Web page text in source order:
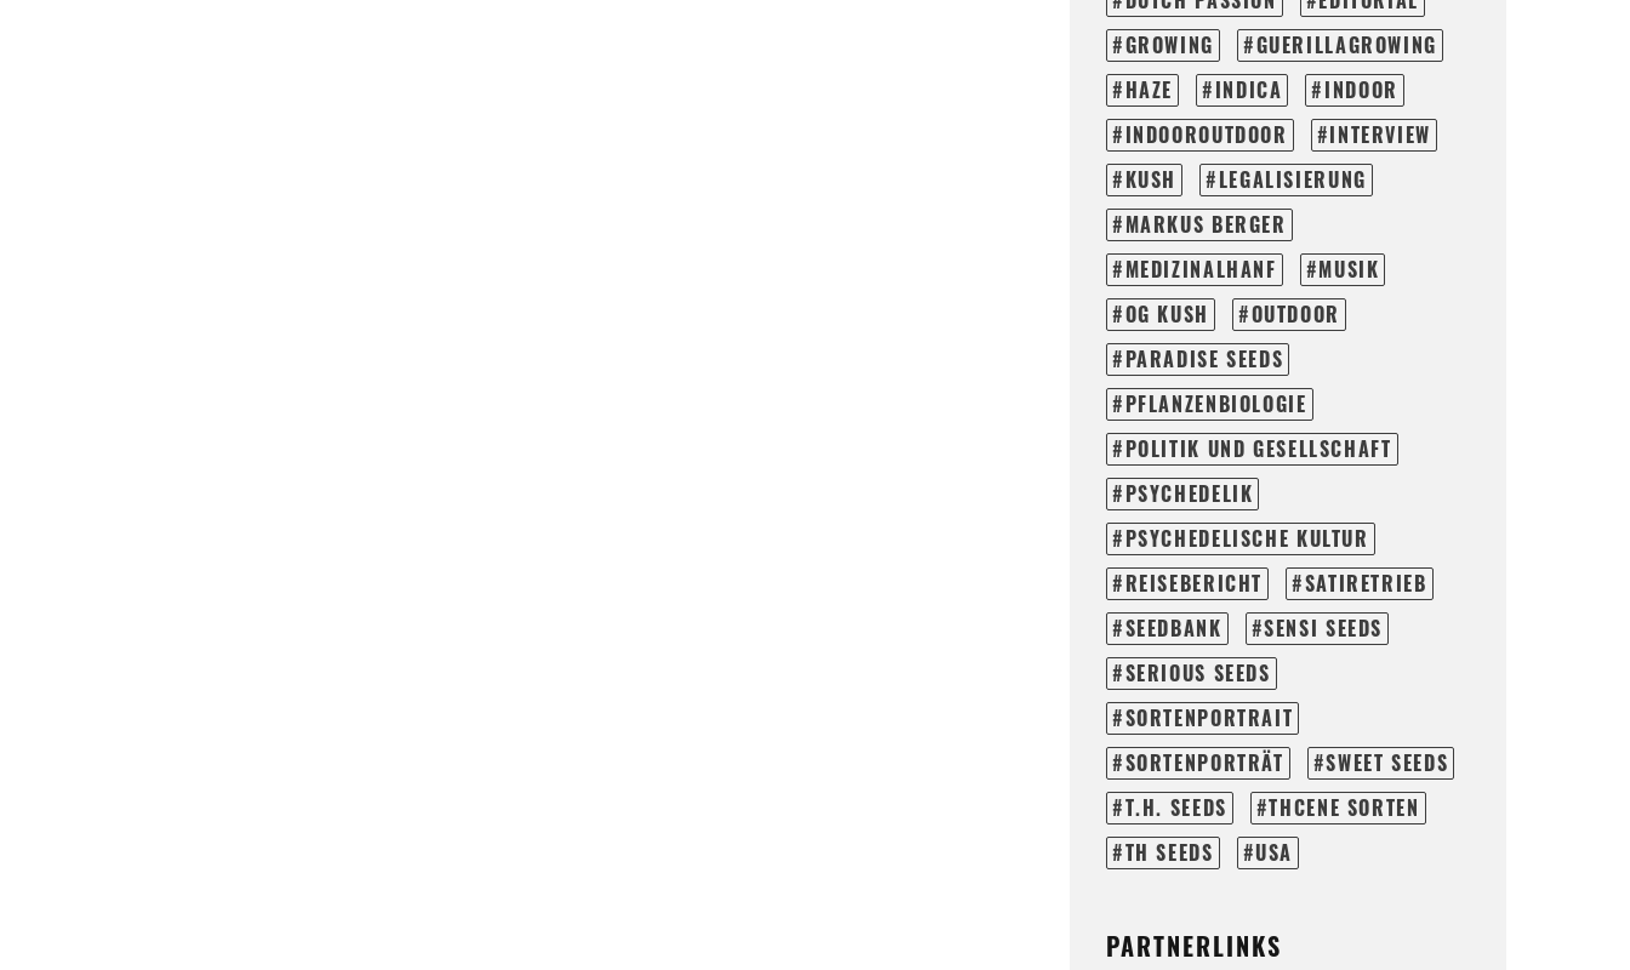
GROWING
GUERILLAGROWING
HAZE
INDICA
INDOOR
INDOOROUTDOOR
INTERVIEW
KUSH
LEGALISIERUNG
MARKUS BERGER
MEDIZINALHANF
MUSIK
OG KUSH
OUTDOOR
PARADISE SEEDS
PFLANZENBIOLOGIE
POLITIK UND GESELLSCHAFT
PSYCHEDELIK
PSYCHEDELISCHE KULTUR
REISEBERICHT
SATIRETRIEB
SEEDBANK
SENSI SEEDS
SERIOUS SEEDS
SORTENPORTRAIT
SORTENPORTRÄT
SWEET SEEDS
T.H. SEEDS
THCENE SORTEN
TH SEEDS
USA
PARTNERLINKS